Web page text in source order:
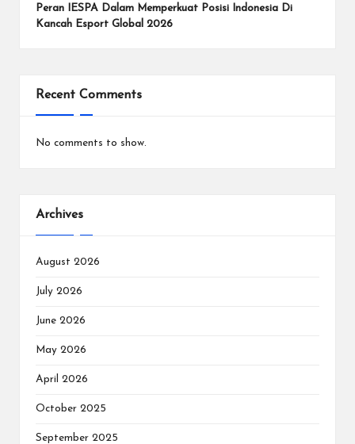
Peran IESPA Dalam Memperkuat Posisi Indonesia Di
Kancah Esport Global 2026
Recent Comments
No comments to show.
Archives
August 2026
July 2026
June 2026
May 2026
April 2026
October 2025
September 2025